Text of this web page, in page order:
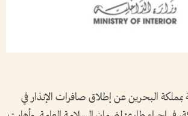
بمملكة البحرين عن إطلاق صافرات الإنذار في